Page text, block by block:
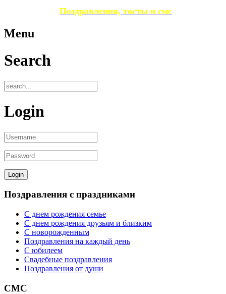
Поздравления, тосты и смс
Menu
Search
Login
Поздравления с праздниками
С днем рождения семье
С днем рождения друзьям и близким
C новорожденным
Поздравления на каждый день
С юбилеем
Свадебные поздравления
Поздравления от души
СМС